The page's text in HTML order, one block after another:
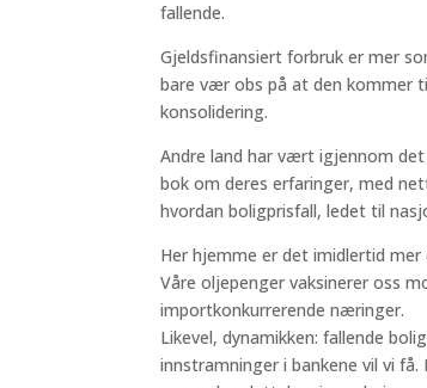
fallende.
Gjeldsfinansiert forbruk er mer
bare vær obs på at den kommer
konsolidering.
Andre land har vært igjennom
bok om deres erfaringer, med
hvordan boligprisfall, ledet til
Her hjemme er det imidlertid
Våre oljepenger vaksinerer oss
importkonkurrerende næringer.
Likevel, dynamikken: fallende
innstramninger i bankene vil vi